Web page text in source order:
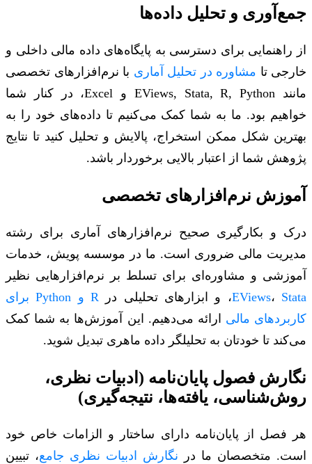
جمع‌آوری و تحلیل داده‌ها
از راهنمایی برای دسترسی به پایگاه‌های داده مالی داخلی و
خارجی تا مشاوره در تحلیل آماری با نرم‌افزارهای تخصصی
مانند EViews, Stata, R, Python و Excel، در کنار شما
خواهیم بود. ما به شما کمک می‌کنیم تا داده‌های خود را به
بهترین شکل ممکن استخراج، پالایش و تحلیل کنید تا نتایج
پژوهش شما از اعتبار بالایی برخوردار باشد.
آموزش نرم‌افزارهای تخصصی
درک و بکارگیری صحیح نرم‌افزارهای آماری برای رشته
مدیریت مالی ضروری است. ما در موسسه پویش، خدمات
آموزشی و مشاوره‌ای برای تسلط بر نرم‌افزارهایی نظیر
EViews، Stata ، و ابزارهای تحلیلی در
R و Python برای
کاربردهای مالی ارائه می‌دهیم. این آموزش‌ها به شما کمک
می‌کند تا خودتان به تحلیلگر داده ماهری تبدیل شوید.
نگارش فصول پایان‌نامه (ادبیات نظری،
روش‌شناسی، یافته‌ها، نتیجه‌گیری)
هر فصل از پایان‌نامه دارای ساختار و الزامات خاص خود
است. متخصصان ما در نگارش ادبیات نظری جامع، تبیین